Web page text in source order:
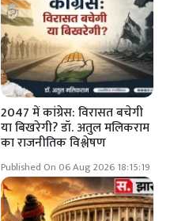
2047 में कांग्रेस: विरासत बचेगी
या बिखरेगी? डॉ. अतुल मलिकराम
का राजनीतिक विश्लेषण
Published On 06 Aug 2026 18:15:19